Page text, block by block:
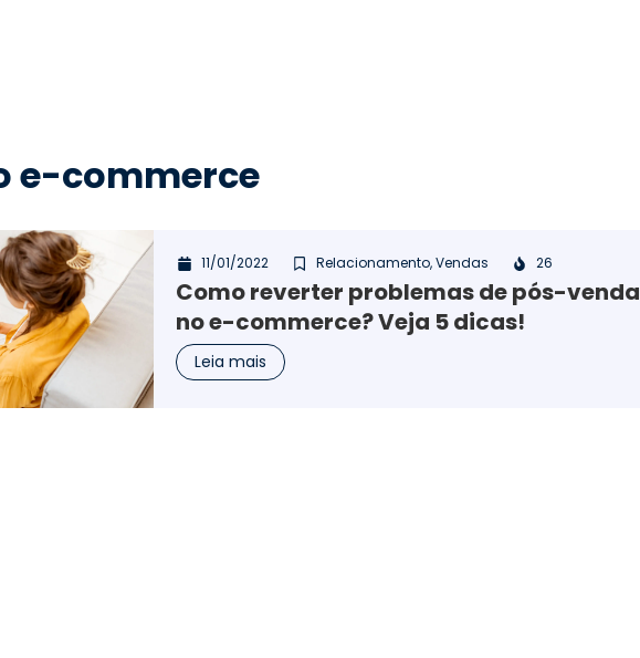
e-commerce
11/01/2022 Relacionamento,Vendas 26
Como reverter problemas de pós-venda
no e-commerce? Veja 5 dicas!
Leia mais